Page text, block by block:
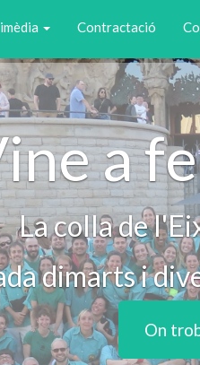
Contractació
a
La colla de
dimarts i
On